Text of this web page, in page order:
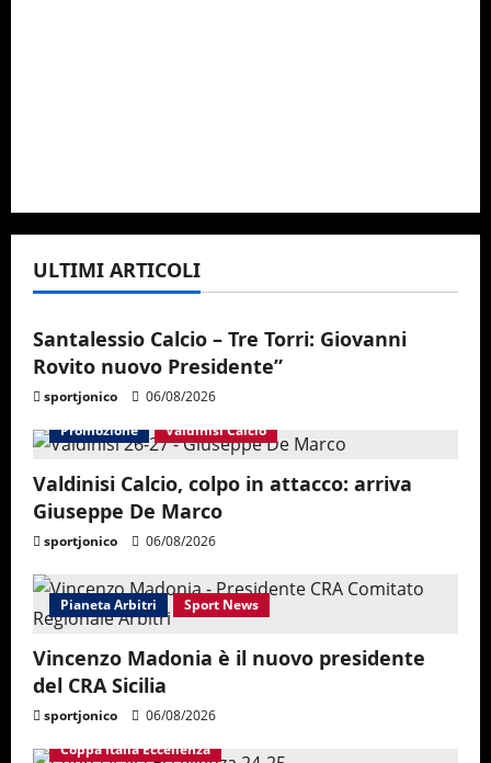
ULTIMI ARTICOLI
Santalessio Calcio – Tre Torri: Giovanni
Rovito nuovo Presidente”
sportjonico
06/08/2026
Promozione
Valdinisi Calcio
Valdinisi Calcio, colpo in attacco: arriva
Giuseppe De Marco
sportjonico 06/08/2026
Pianeta Arbitri Sport News
Vincenzo Madonia è il nuovo presidente
del CRA Sicilia
sportjonico
06/08/2026
Coppa Italia Eccellenza